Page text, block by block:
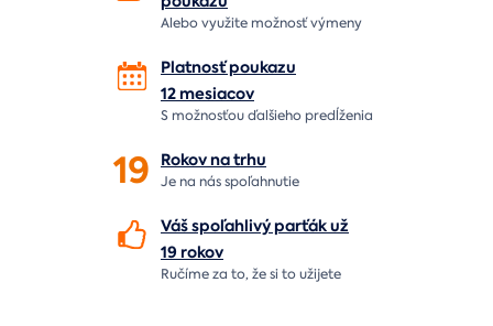
Alebo využite možnosť výmeny
Platnosť poukazu
12 mesiacov
S možnosťou ďalšieho predĺženia
19 Rokov natrhu
Je na násspoľahnutie
Váš spoľahlivý parťák už
19 rokov
Ručíme za to,že si to užijete